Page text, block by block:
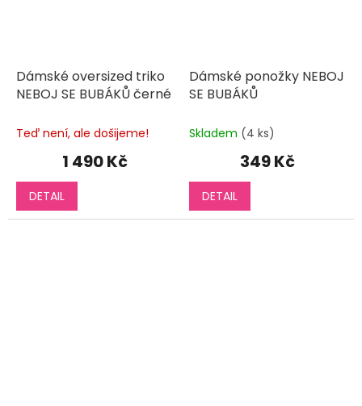
Dámské oversized triko
NEBOJ SE BUBÁKŮ černé
Teď není, ale došijeme!
1 490 Kč
DETAIL
Dámské ponožky NEBOJ
SE BUBÁKŮ
Skladem (4 ks)
349 Kč
DETAIL